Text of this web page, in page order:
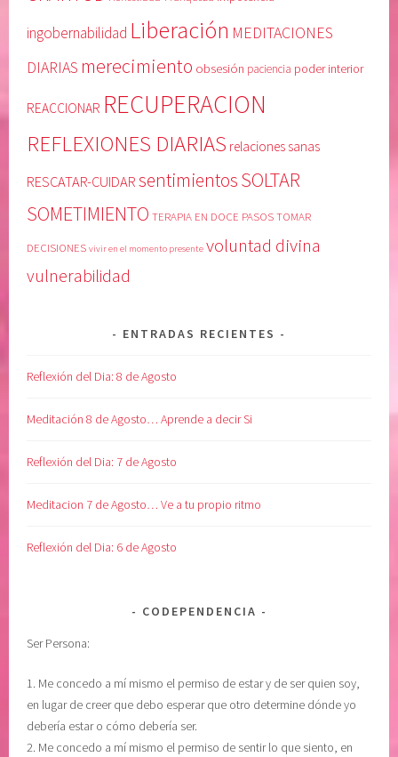
ingobernabilidad Liberación MEDITACIONES
DIARIAS merecimiento obsesión paciencia poder interior
REACCIONAR RECUPERACION
REFLEXIONES DIARIAS relaciones sanas
RESCATAR-CUIDAR sentimientosSOLTAR
SOMETIMIENTO TERAPIA EN DOCE PASOSTOMAR
DECISIONES vivir en el momento presente voluntad divina
vulnerabilidad
ENTRADAS RECIENTES
Reflexión del Dia: 8 de Agosto
Meditación 8 de Agosto… Aprende a decir Si
Reflexión del Dia: 7 de Agosto
Meditacion 7 de Agosto… Ve a tu propio ritmo
Reflexión del Dia: 6 de Agosto
CODEPENDENCIA
Ser Persona:
1. Me concedo a mí mismo el permiso de estar y de ser quien soy,
en lugar de creer que debo esperar que otro determine dónde yo
debería estar o cómo debería ser.
2. Me concedo a mí mismo el permiso de sentir lo que siento, en